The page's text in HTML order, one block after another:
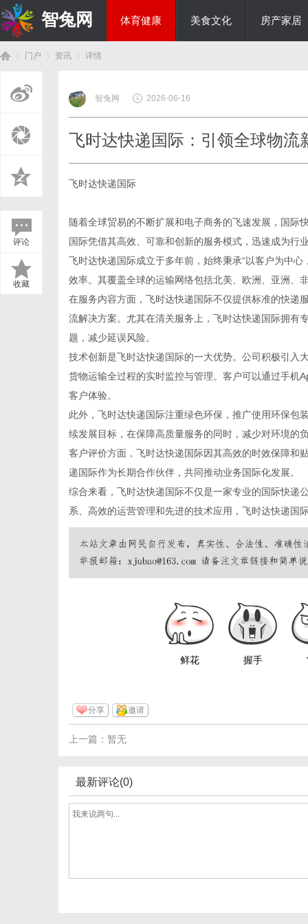
智兔网 体育健康 美食文化 房产家居
门户 资讯
›
详情
评论
收藏
智兔网 2026-06-16
飞时达快递国际：引领全球物流
飞时达快递国际
随着全球贸易的不断扩展和电子商务的飞速发展，国际
国际凭借其高效、可靠和创新的服务模式，迅速成为行
飞时达快递国际成立于多年前，始终秉承“以客户为中
效率。其覆盖全球的运输网络包括北美、欧洲、亚洲、
在服务内容方面，飞时达快递国际不仅提供标准的快递
流解决方案。尤其在清关服务上，飞时达快递国际拥有
题，减少延误风险。
技术创新是飞时达快递国际的一大优势。公司积极引入
货物运输全过程的实时监控与管理。客户可以通过手机
客户体验。
此外，飞时达快递国际注重绿色环保，推广使用环保包
续发展目标，在保障高质量服务的同时，减少对环境的
客户评价方面，飞时达快递国际因其高效的时效保障和
递国际作为长期合作伙伴，共同推动业务国际化发展。
综合来看，飞时达快递国际不仅是一家专业的国际快递
系、高效的运营管理和先进的技术应用，飞时达快递国
鲜花 握手
分享 邀请
上一篇：暂无
最新评论(0)